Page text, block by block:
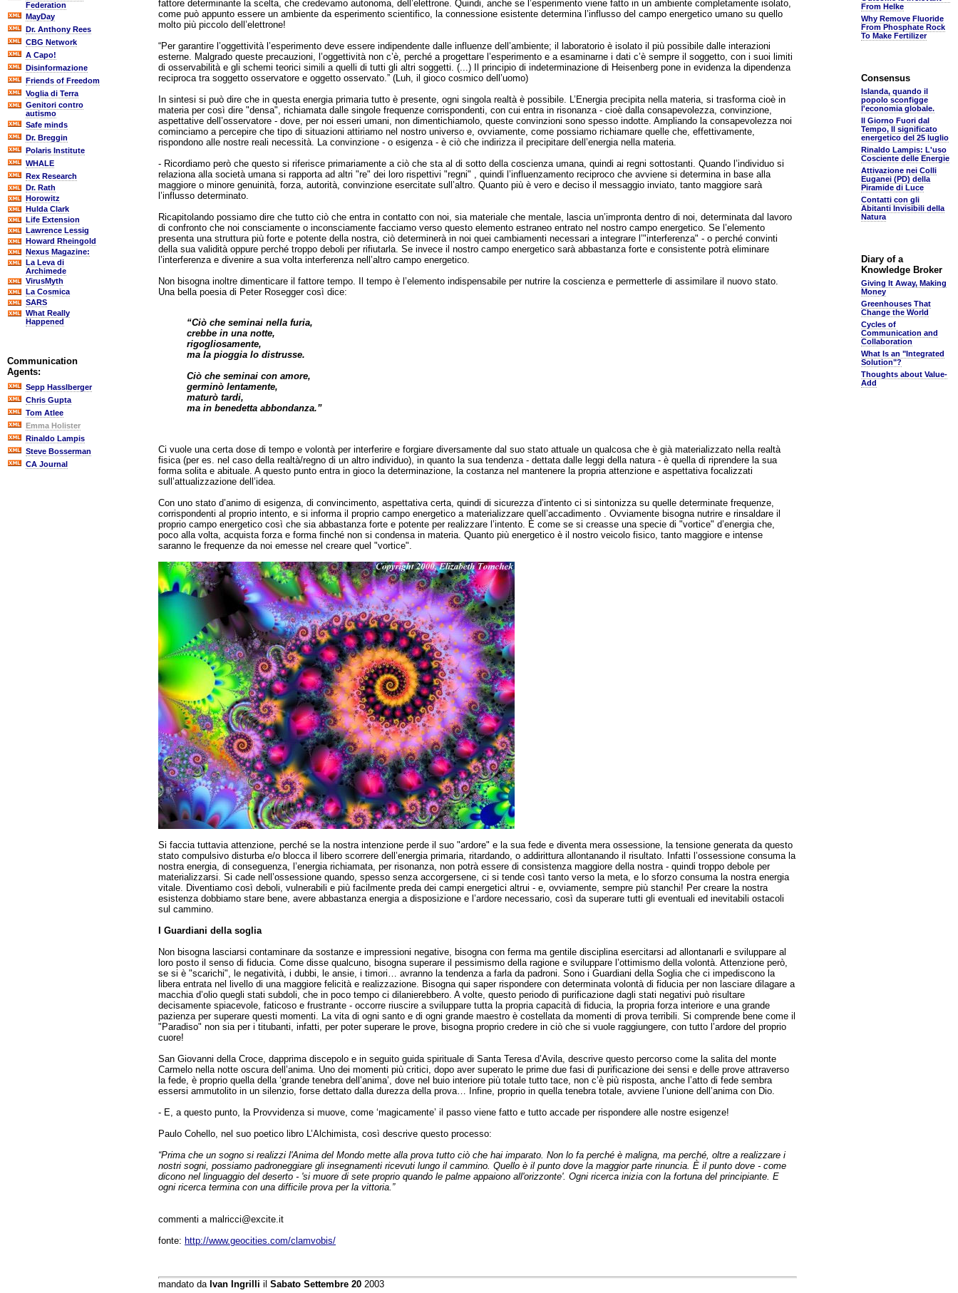
Federation
MayDay
Dr. Anthony Rees
CBG Network
A Capo!
Disinformazione
Friends of Freedom
Voglia di Terra
Genitori contro
autismo
Safe minds
Dr. Breggin
Polaris Institute
WHALE
Rex Research
Dr. Rath
Horowitz
Hulda Clark
Life Extension
Lawrence Lessig
Howard Rheingold
Nexus Magazine:
La Leva di
Archimede
VirusMyth
La Cosmica
SARS
What Really
Happened
Communication
Agents:
Sepp Hasslberger
Chris Gupta
Tom Atlee
Emma Holister
Rinaldo Lampis
Steve Bosserman
CA Journal
fattore determinante la scelta, che credevamo autonoma, dell’elettrone. Quindi, anche se l’esperimento viene fatto in un ambiente completamente isolato,
come può appunto essere un ambiente da esperimento scientifico, la connessione esistente determina l’influsso del campo energetico umano su quello
molto più piccolo dell’elettrone!
“Per garantire l’oggettività l’esperimento deve essere indipendente dalle influenze dell’ambiente; il laboratorio è isolato il più possibile dalle interazioni
esterne. Malgrado queste precauzioni, l’oggettività non c’è, perché a progettare l’esperimento e a esaminarne i dati c’è sempre il soggetto, con i suoi limiti
di osservabilità e gli schemi teorici simili a quelli di tutti gli altri soggetti. (...) Il principio di indeterminazione di Heisenberg pone in evidenza la dipendenza
reciproca tra soggetto osservatore e oggetto osservato.” (Luh, il gioco cosmico dell’uomo)
In sintesi si può dire che in questa energia primaria tutto è presente, ogni singola realtà è possibile. L’Energia precipita nella materia, si trasforma cioè in
materia per così dire "densa", richiamata dalle singole frequenze corrispondenti, con cui entra in risonanza - cioè dalla consapevolezza, convinzione,
aspettative dell’osservatore - dove, per noi esseri umani, non dimentichiamolo, queste convinzioni sono spesso indotte. Ampliando la consapevolezza noi
cominciamo a percepire che tipo di situazioni attiriamo nel nostro universo e, ovviamente, come possiamo richiamare quelle che, effettivamente,
rispondono alle nostre reali necessità. La convinzione - o esigenza - è ciò che indirizza il precipitare dell’energia nella materia.
- Ricordiamo però che questo si riferisce primariamente a ciò che sta al di sotto della coscienza umana, quindi ai regni sottostanti. Quando l’individuo si
relaziona alla società umana si rapporta ad altri "re" dei loro rispettivi "regni" , quindi l’influenzamento reciproco che avviene si determina in base alla
maggiore o minore genuinità, forza, autorità, convinzione esercitate sull’altro. Quanto più è vero e deciso il messaggio inviato, tanto maggiore sarà
l’influsso determinato.
Ricapitolando possiamo dire che tutto ciò che entra in contatto con noi, sia materiale che mentale, lascia un’impronta dentro di noi, determinata dal lavoro
di confronto che noi consciamente o inconsciamente facciamo verso questo elemento estraneo entrato nel nostro campo energetico. Se l’elemento
presenta una struttura più forte e potente della nostra, ciò determinerà in noi quei cambiamenti necessari a integrare l’"interferenza" - o perché convinti
della sua validità oppure perché troppo deboli per rifiutarla. Se invece il nostro campo energetico sarà abbastanza forte e consistente potrà eliminare
l’interferenza e divenire a sua volta interferenza nell’altro campo energetico.
Non bisogna inoltre dimenticare il fattore tempo. Il tempo è l’elemento indispensabile per nutrire la coscienza e permetterle di assimilare il nuovo stato.
Una bella poesia di Peter Rosegger così dice:
“Ciò che seminai nella furia,
crebbe in una notte,
rigogliosamente,
ma la pioggia lo distrusse.
Ciò che seminai con amore,
germinò lentamente,
maturò tardi,
ma in benedetta abbondanza.”
Ci vuole una certa dose di tempo e volontà per interferire e forgiare diversamente dal suo stato attuale un qualcosa che è già materializzato nella realtà
fisica (per es. nel caso della realtà/regno di un altro individuo), in quanto la sua tendenza - dettata dalle leggi della natura - è quella di riprendere la sua
forma solita e abituale. A questo punto entra in gioco la determinazione, la costanza nel mantenere la propria attenzione e aspettativa focalizzati
sull’attualizzazione dell’idea.
Con uno stato d’animo di esigenza, di convincimento, aspettativa certa, quindi di sicurezza d’intento ci si sintonizza su quelle determinate frequenze,
corrispondenti al proprio intento, e si informa il proprio campo energetico a materializzare quell’accadimento . Ovviamente bisogna nutrire e rinsaldare il
proprio campo energetico così che sia abbastanza forte e potente per realizzare l’intento. È come se si creasse una specie di "vortice" d’energia che,
poco alla volta, acquista forza e forma finché non si condensa in materia. Quanto più energetico è il nostro veicolo fisico, tanto maggiore e intense
saranno le frequenze da noi emesse nel creare quel "vortice".
Si faccia tuttavia attenzione, perché se la nostra intenzione perde il suo "ardore" e la sua fede e diventa mera ossessione, la tensione generata da questo
stato compulsivo disturba e/o blocca il libero scorrere dell’energia primaria, ritardando, o addirittura allontanando il risultato. Infatti l’ossessione consuma la
nostra energia, di conseguenza, l’energia richiamata, per risonanza, non potrà essere di consistenza maggiore della nostra - quindi troppo debole per
materializzarsi. Si cade nell’ossessione quando, spesso senza accorgersene, ci si tende così tanto verso la meta, e lo sforzo consuma la nostra energia
vitale. Diventiamo così deboli, vulnerabili e più facilmente preda dei campi energetici altrui - e, ovviamente, sempre più stanchi! Per creare la nostra
esistenza dobbiamo stare bene, avere abbastanza energia a disposizione e l’ardore necessario, così da superare tutti gli eventuali ed inevitabili ostacoli
sul cammino.
I Guardiani della soglia
Non bisogna lasciarsi contaminare da sostanze e impressioni negative, bisogna con ferma ma gentile disciplina esercitarsi ad allontanarli e sviluppare al
loro posto il senso di fiducia. Come disse qualcuno, bisogna superare il pessimismo della ragione e sviluppare l’ottimismo della volontà. Attenzione però,
se si è "scarichi", le negatività, i dubbi, le ansie, i timori… avranno la tendenza a farla da padroni. Sono i Guardiani della Soglia che ci impediscono la
libera entrata nel livello di una maggiore felicità e realizzazione. Bisogna qui saper rispondere con determinata volontà di fiducia per non lasciare dilagare a
macchia d’olio quegli stati subdoli, che in poco tempo ci dilanierebbero. A volte, questo periodo di purificazione dagli stati negativi può risultare
decisamente spiacevole, faticoso e frustrante - occorre riuscire a sviluppare tutta la propria capacità di fiducia, la propria forza interiore e una grande
pazienza per superare questi momenti. La vita di ogni santo e di ogni grande maestro è costellata da momenti di prova terribili. Si comprende bene come il
"Paradiso" non sia per i titubanti, infatti, per poter superare le prove, bisogna proprio credere in ciò che si vuole raggiungere, con tutto l’ardore del proprio
cuore!
San Giovanni della Croce, dapprima discepolo e in seguito guida spirituale di Santa Teresa d’Avila, descrive questo percorso come la salita del monte
Carmelo nella notte oscura dell’anima. Uno dei momenti più critici, dopo aver superato le prime due fasi di purificazione dei sensi e delle prove attraverso
la fede, è proprio quella della ‘grande tenebra dell’anima’, dove nel buio interiore più totale tutto tace, non c’è più risposta, anche l’atto di fede sembra
essersi ammutolito in un silenzio, forse dettato dalla durezza della prova… Infine, proprio in quella tenebra totale, avviene l’unione dell’anima con Dio.
- E, a questo punto, la Provvidenza si muove, come ‘magicamente’ il passo viene fatto e tutto accade per rispondere alle nostre esigenze!
Paulo Cohello, nel suo poetico libro L’Alchimista, così descrive questo processo:
“Prima che un sogno si realizzi l'Anima del Mondo mette alla prova tutto ciò che hai imparato. Non lo fa perché è maligna, ma perché, oltre a realizzare i
nostri sogni, possiamo padroneggiare gli insegnamenti ricevuti lungo il cammino. Quello è il punto dove la maggior parte rinuncia. È il punto dove - come
dicono nel linguaggio del deserto - 'si muore di sete proprio quando le palme appaiono all'orizzonte'. Ogni ricerca inizia con la fortuna del principiante. E
ogni ricerca termina con una difficile prova per la vittoria.”
commenti a malricci@excite.it
fonte: http://www.geocities.com/clamvobis/
mandato da Ivan Ingrilli il Sabato Settembre 20 2003
From Helke
Why Remove Fluoride
From Phosphate Rock
To Make Fertilizer
Consensus
Islanda, quando il
popolo sconfigge
l'economia globale.
Il Giorno Fuori dal
Tempo, Il significato
energetico del 25 luglio
Rinaldo Lampis: L'uso
Cosciente delle Energie
Attivazione nei Colli
Euganei (PD) della
Piramide di Luce
Contatti con gli
Abitanti Invisibili della
Natura
Diary of a
Knowledge Broker
Giving It Away, Making
Money
Greenhouses That
Change the World
Cycles of
Communication and
Collaboration
What Is an "Integrated
Solution"?
Thoughts about Value-
Add